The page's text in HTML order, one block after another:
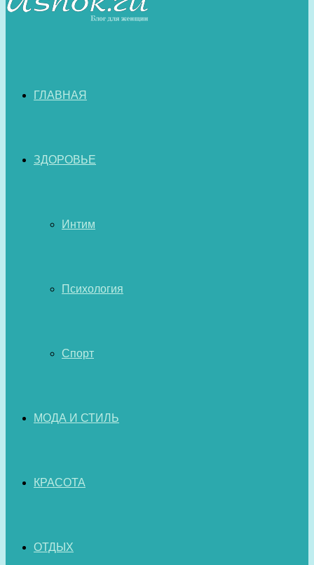
ГЛАВНАЯ
ЗДОРОВЬЕ
Интим
Психология
Спорт
МОДА И СТИЛЬ
КРАСОТА
ОТДЫХ